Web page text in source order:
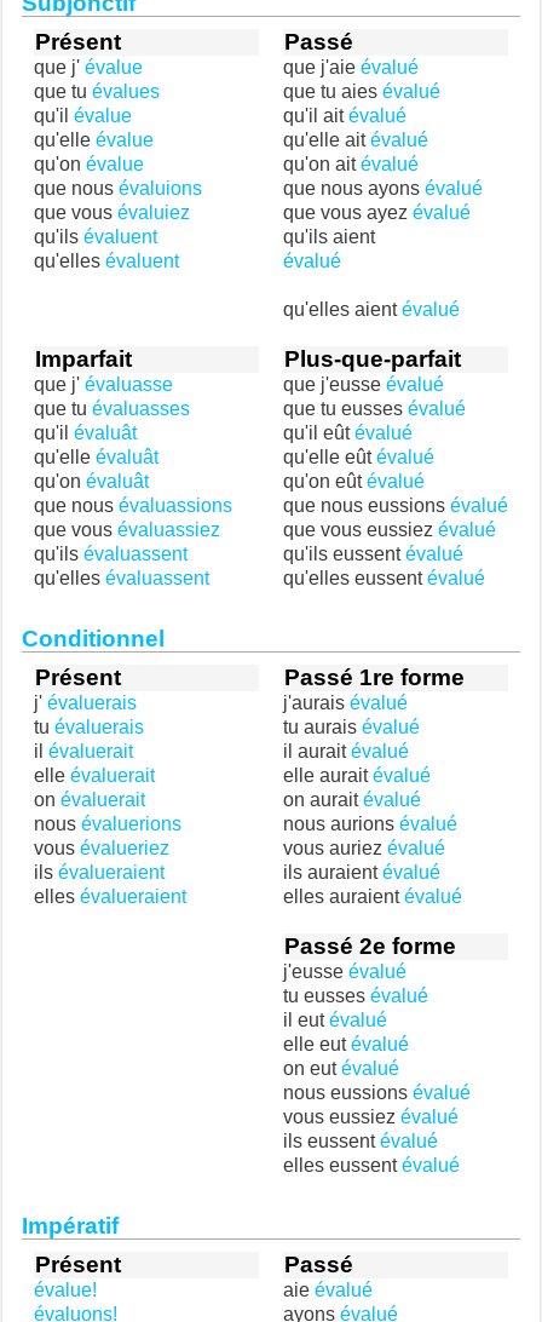
Présent
que j' évalue
que tu évalues
qu'il évalue
qu'elle évalue
qu'on évalue
que nous évaluions
que vous évaluiez
qu'ils évaluent
qu'elles évaluent
Passé
que j'aie évalué
que tu aies évalué
qu'il aitévalué
qu'elle aitévalué
qu'on aitévalué
que nous ayons évalué
que vous ayez évalué
qu'ils aient
évalué
qu'elles aientévalué
Imparfait
que j' évaluasse
que tu évaluasses
qu'il évaluât
qu'elle évaluât
qu'on évaluât
que nous évaluassions
que vous évaluassiez
qu'ils évaluassent
qu'elles évaluassent
Plus-que-parfait
que j'eusse évalué
que tu eusses évalué
qu'il eûtévalué
qu'elle eûtévalué
qu'on eûtévalué
que nous eussions évalué
que vous eussiez évalué
qu'ils eussentévalué
qu'elles eussentévalué
Conditionnel
Présent
j' évaluerais
tu évaluerais
il évaluerait
elle évaluerait
on évaluerait
nous évaluerions
vous évalueriez
ils évalueraient
elles évalueraient
Passé 1re forme
j'aurais évalué
tu aurais évalué
il auraitévalué
elle auraitévalué
on auraitévalué
nous aurions évalué
vous auriez évalué
ils auraientévalué
elles auraientévalué
Passé 2e forme
j'eusse évalué
tu eusses évalué
il eutévalué
elle eutévalué
on eutévalué
nous eussions évalué
vous eussiez évalué
ils eussentévalué
elles eussentévalué
Impératif
Présent
évalue!
évaluons!
Passé
aie évalué
ayons évalué